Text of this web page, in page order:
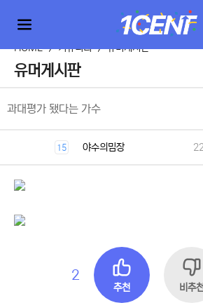
HOME > 커뮤니티 > 유머게시판
유머게시판
과대평가 됐다는 가수
15 야수의밈장
2
추천 비추